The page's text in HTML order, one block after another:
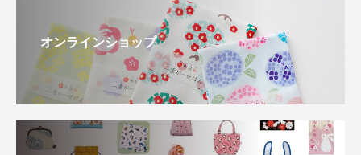
オンラインショップ